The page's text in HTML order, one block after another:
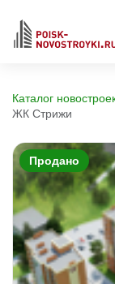
Каталог
ЖК Стрижи
Продано